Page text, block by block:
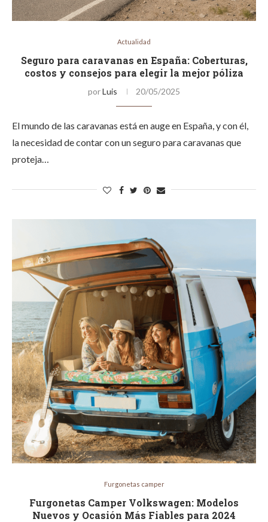
Actualidad
Seguro para caravanas en España: Coberturas,
costos y consejos para elegir la mejor póliza
porLuis 20/05/2025
El mundo de las caravanas está en auge en España, y con él,
la necesidad de contar con un seguro para caravanas que
proteja…
Furgonetas camper
Furgonetas Camper Volkswagen: Modelos
Nuevos y Ocasión Más Fiables para 2024